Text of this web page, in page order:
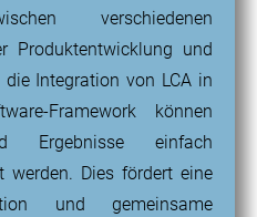
verschiedenen
Produktentwicklung und
Integration von LCA in
Framework können
Ergebnisse einfach
werden. Dies fördert eine
und gemeinsame